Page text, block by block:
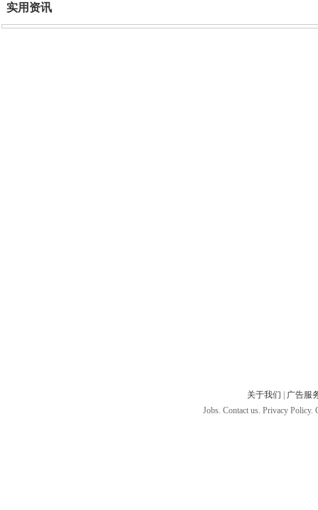
实用资讯
关于我们
广告服
Jobs. Contact us. Privacy